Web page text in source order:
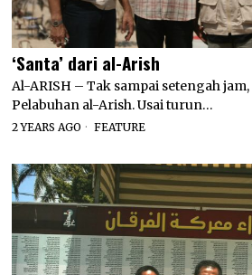
‘Santa’ dari al-Arish
Al-ARISH – Tak sampai setengah
Pelabuhan al-Arish. Usai turun…
2 YEARS AGO FEATURE